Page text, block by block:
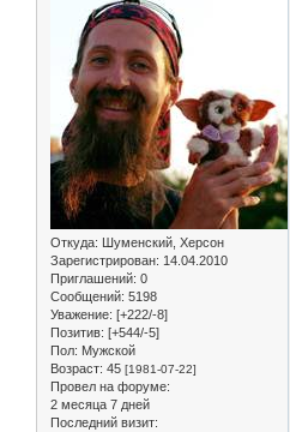
Откуда: Шуменский, Херсон
Зарегистрирован: 14.04.2010
Приглашений: 0
Сообщений: 5198
Уважение: [+222/-8]
Позитив: [+544/-5]
Пол: Мужской
Возраст: 45 [1981-07-22]
Провел на форуме:
2 месяца 7 дней
Последний визит: